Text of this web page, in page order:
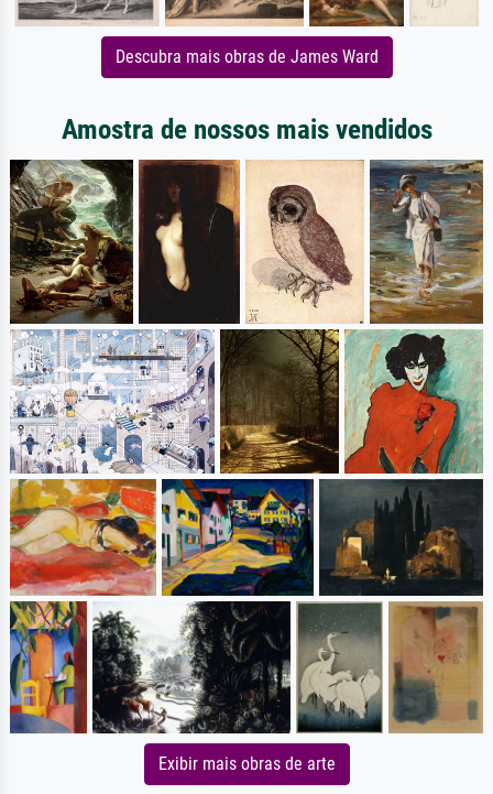
Descubra mais obras de James Ward
Amostra de nossos mais vendidos
Exibir mais obras de arte